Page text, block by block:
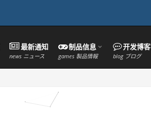
最新通知
news ニュース
制品信息
games 製品情報
开发博客
blog ブログ